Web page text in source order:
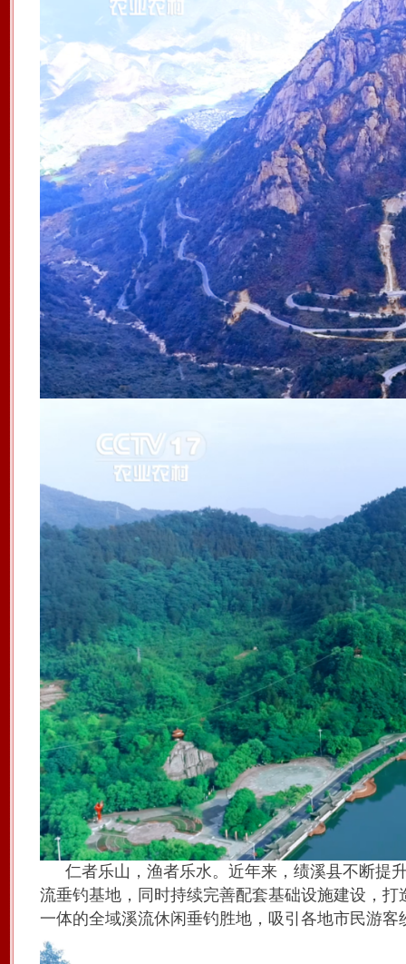
仁者乐山，渔者乐水。近年来，绩溪县不断提
流垂钓基地，同时持续完善配套基础设施建设，
一体的全域溪流休闲垂钓胜地，吸引各地市民游